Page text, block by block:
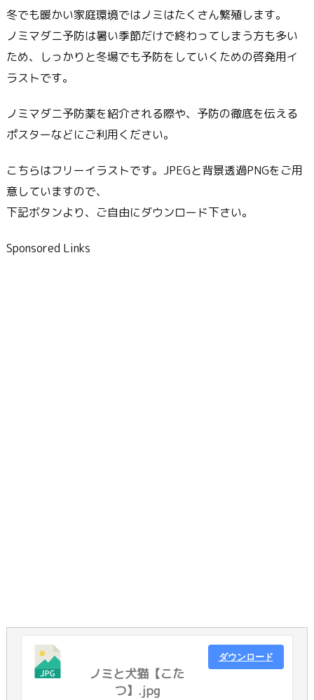
冬でも暖かい家庭環境ではノミはたくさん繁殖します。
ノミマダニ予防は暑い季節だけで終わってしまう方も多い
ため、しっかりと冬場でも予防をしていくための啓発用イ
ラストです。
ノミマダニ予防薬を紹介される際や、予防の徹底を伝える
ポスターなどにご利用ください。
こちらはフリーイラストです。JPEGと背景透過PNGをご用
意していますので、
下記ボタンより、ご自由にダウンロード下さい。
Sponsored Links
ノミと犬猫【こた
つ】.jpg
ダウンロード